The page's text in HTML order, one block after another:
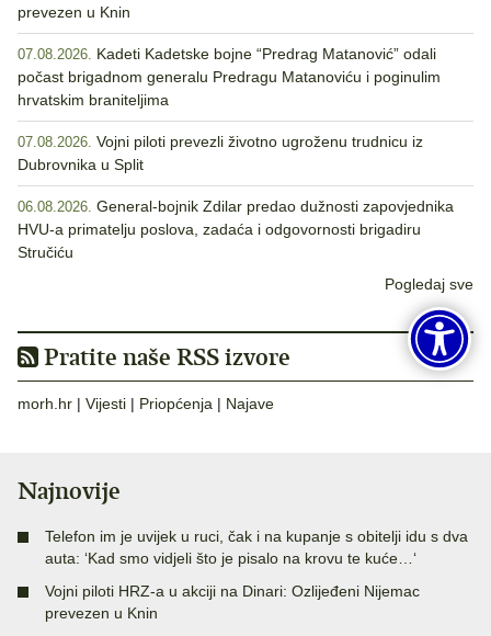
prevezen u Knin
07.08.2026. Kadeti Kadetske bojne “Predrag Matanović” odali
počast brigadnom generalu Predragu Matanoviću i poginulim
hrvatskim braniteljima
07.08.2026. Vojni piloti prevezli životno ugroženu trudnicu iz
Dubrovnika u Split
06.08.2026. General-bojnik Zdilar predao dužnosti zapovjednika
HVU-a primatelju poslova, zadaća i odgovornosti brigadiru
Stručiću
Pogledaj sve
Pratite naše RSS izvore
morh.hr | Vijesti | Priopćenja | Najave
Najnovije
Telefon im je uvijek u ruci, čak i na kupanje s obitelji idu s dva
auta: ‘Kad smo vidjeli što je pisalo na krovu te kuće…‘
Vojni piloti HRZ-a u akciji na Dinari: Ozlijeđeni Nijemac
prevezen u Knin